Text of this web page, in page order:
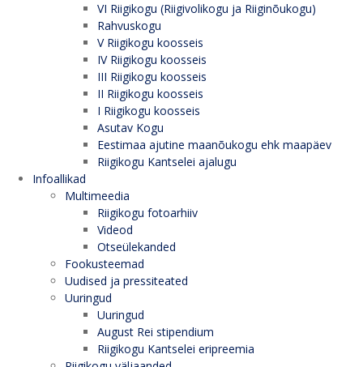
VI Riigikogu (Riigivolikogu ja Riiginõukogu)
Rahvuskogu
V Riigikogu koosseis
IV Riigikogu koosseis
III Riigikogu koosseis
II Riigikogu koosseis
I Riigikogu koosseis
Asutav Kogu
Eestimaa ajutine maanõukogu ehk maapäev
Riigikogu Kantselei ajalugu
Infoallikad
Multimeedia
Riigikogu fotoarhiiv
Videod
Otseülekanded
Fookusteemad
Uudised ja pressiteated
Uuringud
Uuringud
August Rei stipendium
Riigikogu Kantselei eripreemia